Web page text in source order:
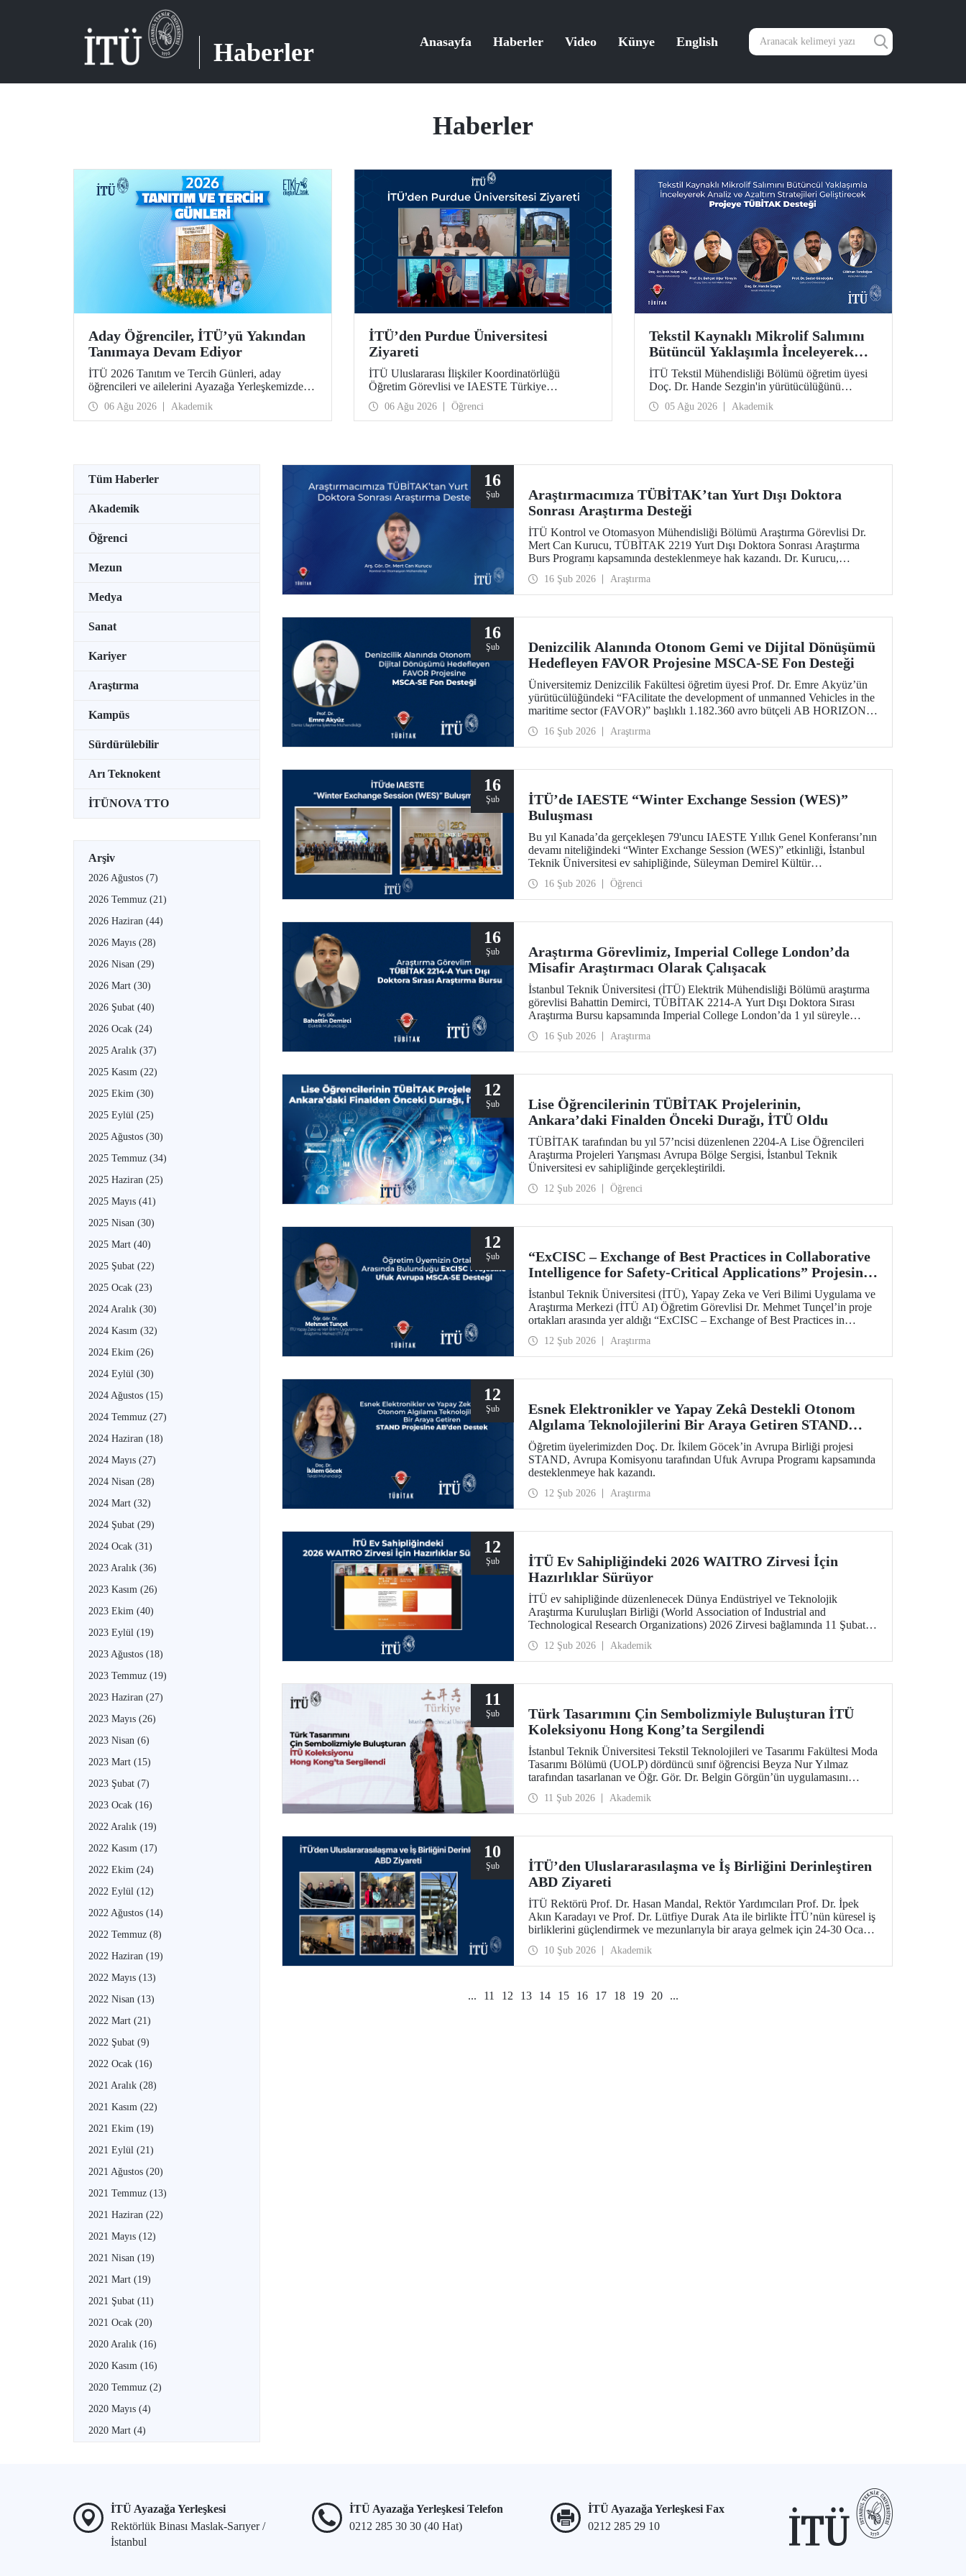
Haberler Anasayfa Haberler Video Künye English
Haberler
Aday Öğrenciler, İTÜ’yü Yakından
Tanımaya Devam Ediyor
İTÜ 2026 Tanıtım ve Tercih Günleri, aday
öğrencileri ve ailelerini Ayazağa Yerleşkemizde
ağırlamaya devam ediyor. Tanıtım ve Tercih
Günleri 7 Ağustos’ta tamamlanacak, ilgili fakülte
ve birimler adaylara bilgi vermeye devam edecek.
06 Ağu 2026 Akademik
İTÜ’den Purdue Üniversitesi
Ziyareti
İTÜ Uluslararası İlişkiler Koordinatörlüğü
Öğretim Görevlisi ve IAESTE Türkiye
Sorumlusu Cahit Okan, akademik ilişkileri ve iş
birliğini geliştirmek amacıyla 20-27 Temmuz
tarihlerinde ABD’de dünyanın önde gelen
06 Ağu 2026 Öğrenci
Tekstil Kaynaklı Mikrolif Salımını
Bütüncül Yaklaşımla İnceleyerek
Analiz ve Azaltım Stratejileri
Geliştirecek Projeye TÜBİTAK
Desteği
İTÜ Tekstil Mühendisliği Bölümü öğretim üyesi
Doç. Dr. Hande Sezgin'in yürütücülüğünü
üstlendiği “Sürdürülebilir Pamuk ve Polyester
Esaslı Tekstil Ürünlerinde Kullanım Koşullarına
Bağlı Mikrolif Salımı: Aşınma, UV Maruziyeti ve
proje, TÜBİTAK 2515 – COST Aksiyon Üyeleri
desteklenmeye hak kazandı.
05 Ağu 2026 Akademik
Tüm Haberler
Akademik
Öğrenci
Mezun
Medya
Sanat
Kariyer
Araştırma
Kampüs
Sürdürülebilir
Arı Teknokent
İTÜNOVA TTO
Arşiv
2026 Ağustos (7)
2026 Temmuz (21)
2026 Haziran (44)
2026 Mayıs (28)
2026 Nisan (29)
2026 Mart (30)
2026 Şubat (40)
2026 Ocak (24)
2025 Aralık (37)
2025 Kasım (22)
2025 Ekim (30)
2025 Eylül (25)
2025 Ağustos (30)
2025 Temmuz (34)
2025 Haziran (25)
2025 Mayıs (41)
2025 Nisan (30)
2025 Mart (40)
2025 Şubat (22)
2025 Ocak (23)
2024 Aralık (30)
2024 Kasım (32)
2024 Ekim (26)
2024 Eylül (30)
2024 Ağustos (15)
2024 Temmuz (27)
2024 Haziran (18)
2024 Mayıs (27)
2024 Nisan (28)
2024 Mart (32)
2024 Şubat (29)
2024 Ocak (31)
2023 Aralık (36)
2023 Kasım (26)
2023 Ekim (40)
2023 Eylül (19)
2023 Ağustos (18)
2023 Temmuz (19)
2023 Haziran (27)
2023 Mayıs (26)
2023 Nisan (6)
2023 Mart (15)
2023 Şubat (7)
2023 Ocak (16)
2022 Aralık (19)
2022 Kasım (17)
2022 Ekim (24)
2022 Eylül (12)
2022 Ağustos (14)
2022 Temmuz (8)
2022 Haziran (19)
2022 Mayıs (13)
2022 Nisan (13)
2022 Mart (21)
2022 Şubat (9)
2022 Ocak (16)
2021 Aralık (28)
2021 Kasım (22)
2021 Ekim (19)
2021 Eylül (21)
2021 Ağustos (20)
2021 Temmuz (13)
2021 Haziran (22)
2021 Mayıs (12)
2021 Nisan (19)
2021 Mart (19)
2021 Şubat (11)
2021 Ocak (20)
2020 Aralık (16)
2020 Kasım (16)
2020 Temmuz (2)
2020 Mayıs (4)
2020 Mart (4)
16
Şub
Araştırmacımıza TÜBİTAK’tan Yurt Dışı Doktora
Sonrası Araştırma Desteği
İTÜ Kontrol ve Otomasyon Mühendisliği Bölümü Araştırma Görevlisi Dr.
Mert Can Kurucu, TÜBİTAK 2219 Yurt Dışı Doktora Sonrası Araştırma
Burs Programı kapsamında desteklenmeye hak kazandı. Dr. Kurucu,
16 Şub 2026 Araştırma
16
Şub
Denizcilik Alanında Otonom Gemi ve Dijital Dönüşümü
Hedefleyen FAVOR Projesine MSCA-SE Fon Desteği
Üniversitemiz Denizcilik Fakültesi öğretim üyesi Prof. Dr. Emre Akyüz’ün
yürütücülüğündeki “FAcilitate the development of unmanned Vehicles in the
maritime sector (FAVOR)” başlıklı 1.182.360 avro bütçeli AB HORIZON
16 Şub 2026 Araştırma
16
Şub
İTÜ’de IAESTE “Winter Exchange Session (WES)”
Buluşması
Bu yıl Kanada’da gerçekleşen 79'uncu IAESTE Yıllık Genel Konferansı’nın
devamı niteliğindeki “Winter Exchange Session (WES)” etkinliği, İstanbul
Teknik Üniversitesi ev sahipliğinde, Süleyman Demirel Kültür
Merkezimizde 5-7 Şubat 2026 tarihleri arasında düzenlendi.
16 Şub 2026 Öğrenci
16
Şub
Araştırma Görevlimiz, Imperial College London’da
Misafir Araştırmacı Olarak Çalışacak
İstanbul Teknik Üniversitesi (İTÜ) Elektrik Mühendisliği Bölümü araştırma
görevlisi Bahattin Demirci, TÜBİTAK 2214-A Yurt Dışı Doktora Sırası
Araştırma Bursu kapsamında Imperial College London’da 1 yıl süreyle
16 Şub 2026 Araştırma
12
Şub
Lise Öğrencilerinin TÜBİTAK Projelerinin,
Ankara’daki Finalden Önceki Durağı, İTÜ Oldu
TÜBİTAK tarafından bu yıl 57’ncisi düzenlenen 2204-A Lise Öğrencileri
Araştırma Projeleri Yarışması Avrupa Bölge Sergisi, İstanbul Teknik
Üniversitesi ev sahipliğinde gerçekleştirildi.
12 Şub 2026 Öğrenci
12
Şub
“ExCISC – Exchange of Best Practices in Collaborative
Intelligence for Safety-Critical Applications” Projesine,
Ufuk Avrupa MSCA-SE Fon Desteği
İstanbul Teknik Üniversitesi (İTÜ), Yapay Zeka ve Veri Bilimi Uygulama ve
Araştırma Merkezi (İTÜ AI) Öğretim Görevlisi Dr. Mehmet Tunçel’in proje
ortakları arasında yer aldığı “ExCISC – Exchange of Best Practices in
Avrupa Komisyonu tarafından Horizon Europe Marie Skłodowska-Curie
Actions Staff Exchanges (MSCA-SE) programı kapsamında desteklenmeye
12 Şub 2026 Araştırma
12
Şub
Esnek Elektronikler ve Yapay Zekâ Destekli Otonom
Algılama Teknolojilerini Bir Araya Getiren STAND
Projesine AB’den Destek
Öğretim üyelerimizden Doç. Dr. İkilem Göcek’in Avrupa Birliği projesi
STAND, Avrupa Komisyonu tarafından Ufuk Avrupa Programı kapsamında
desteklenmeye hak kazandı.
12 Şub 2026 Araştırma
12
Şub
İTÜ Ev Sahipliğindeki 2026 WAITRO Zirvesi İçin
Hazırlıklar Sürüyor
İTÜ ev sahipliğinde düzenlenecek Dünya Endüstriyel ve Teknolojik
Araştırma Kuruluşları Birliği (World Association of Industrial and
Technological Research Organizations) 2026 Zirvesi bağlamında 11 Şubat
değerlendirildi.
12 Şub 2026 Akademik
11
Şub
Türk Tasarımını Çin Sembolizmiyle Buluşturan İTÜ
Koleksiyonu Hong Kong’ta Sergilendi
İstanbul Teknik Üniversitesi Tekstil Teknolojileri ve Tasarımı Fakültesi Moda
Tasarımı Bölümü (UOLP) dördüncü sınıf öğrencisi Beyza Nur Yılmaz
tarafından tasarlanan ve Öğr. Gör. Dr. Belgin Görgün’ün uygulamasını
Fashion Gala 2025” kapsamında sergilenmeye hak kazandı. Koleksiyon,
The Hong Kong Polytechnic University (PolyU) ev sahipliğinde düzenlenen
11 Şub 2026 Akademik
10
Şub
İTÜ’den Uluslararasılaşma ve İş Birliğini Derinleştiren
ABD Ziyareti
İTÜ Rektörü Prof. Dr. Hasan Mandal, Rektör Yardımcıları Prof. Dr. İpek
Akın Karadayı ve Prof. Dr. Lütfiye Durak Ata ile birlikte İTÜ’nün küresel iş
birliklerini güçlendirmek ve mezunlarıyla bir araya gelmek için 24-30 Ocak
10 Şub 2026 Akademik
... 11 12 13 14 15 16 17 18 19 20 ...
İTÜ Ayazağa Yerleşkesi
Rektörlük Binası Maslak-Sarıyer /
İstanbul
İTÜ Ayazağa Yerleşkesi Telefon
0212 285 30 30 (40 Hat)
İTÜ Ayazağa Yerleşkesi Fax
0212 285 29 10